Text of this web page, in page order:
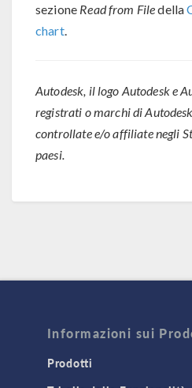
sezione Read from Filedella
chart.
Autodesk, il logo Autodesk e
registrati o marchi di
controllate e/o affiliate negli
paesi.
Informazioni sui
Prodotti